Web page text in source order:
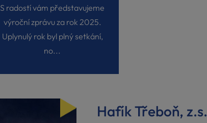
S radostí vám představujeme
výroční zprávu za rok 2025.
Uplynulý rok byl plný setkání,
no...
Hafík Třeboň, z.s.